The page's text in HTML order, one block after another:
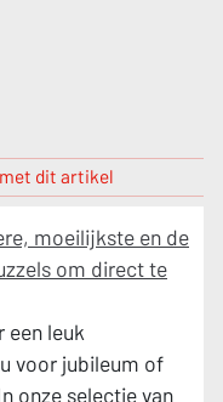
dit artikel
moeilijkste en de
om direct te
een leuk
voor jubileum of
onze selectie van